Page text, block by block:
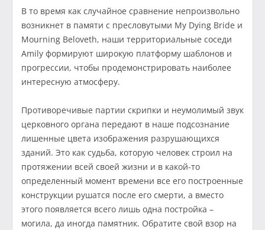
В то время как случайное сравнение непроизвольно
возникнет в памяти с пресловутыми My Dying Bride и
Mourning Beloveth, наши территориальные соседи
Amily формируют широкую платформу шаблонов и
прогрессии, чтобы продемонстрировать наиболее
интересную атмосферу.
Противоречивые партии скрипки и неумолимый звук
церковного органа передают в наше подсознание
лишенные цвета изображения разрушающихся
зданий. Это как судьба, которую человек строил на
протяжении всей своей жизни и в какой-то
определенный момент времени все его построенные
конструкции рушатся после его смерти, а вместо
этого появляется всего лишь одна постройка –
могила, да иногда памятник. Обратите свой взор на